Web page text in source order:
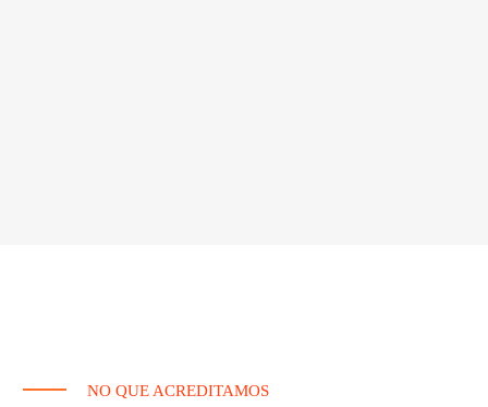
NO QUE ACREDITAMOS